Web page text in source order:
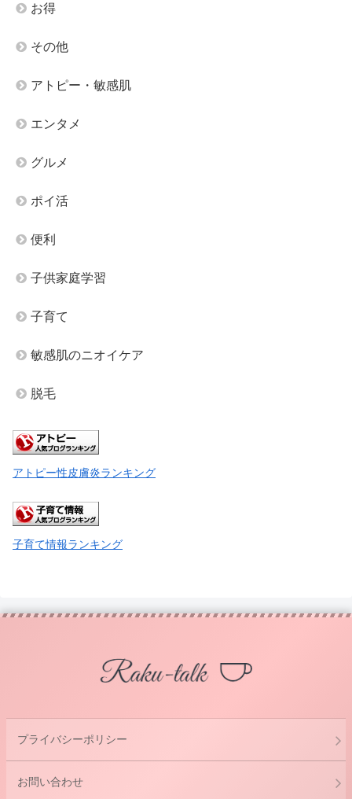
お得
その他
アトピー・敏感肌
エンタメ
グルメ
ポイ活
便利
子供家庭学習
子育て
敏感肌のニオイケア
脱毛
アトピー性皮膚炎ランキング
子育て情報ランキング
プライバシーポリシー
お問い合わせ